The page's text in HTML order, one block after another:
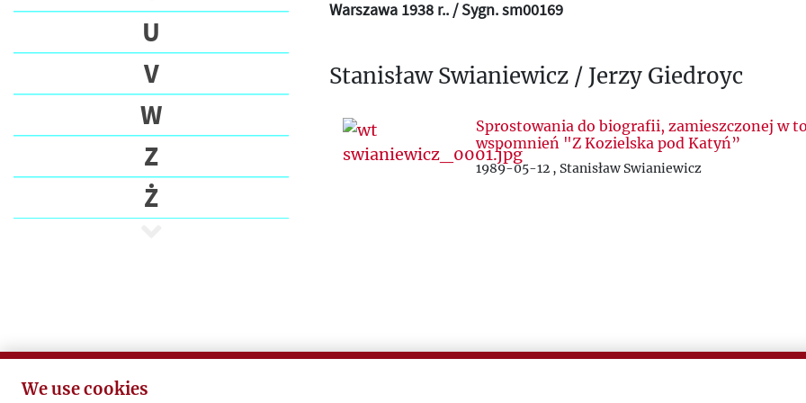
U
V
W
Z
Ż
Warszawa 1938 r.. / Sygn. sm00169
Stanisław Swianiewicz / Jerzy Giedroyc
Sprostowania do biografii, zamieszczonej w
wspomnień "Z Kozielska pod Katyń”
1989-05-12 , Stanisław Swianiewicz
We use cookies